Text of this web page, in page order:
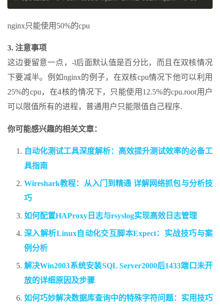
nginx只能使用50%的cpu
3. 注意事项
这边要留意一点，-l后面默认值是百分比，而且在双核情况
下要减半。例如nginx的例子，在双核cpu情况下他可以利用
25%的cpu，在4核的情况下，只能使用12.5%的cpu.root用户
可以限值所有的进程，普通用户只能限值自己程序.
你可能感兴趣的相关文章：
自动化测试工具深度解析：高效提升测试效率的必备工
具指南
Wireshark教程：从入门到精通 详解网络抓包与分析技
巧
如何配置HAProxy日志与rsyslog实现高效日志管理
深入解析Linux自动化交互脚本Expect：实战技巧与案
例分析
解决Win2003系统安装SQL Server2000后1433端口未开
放的详细原因及步骤
如何巧妙解决数据库查询中的特殊字符问题：实用技巧